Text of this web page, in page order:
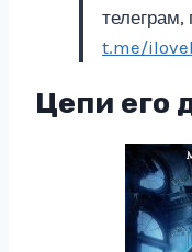
t.me/
Цепи его